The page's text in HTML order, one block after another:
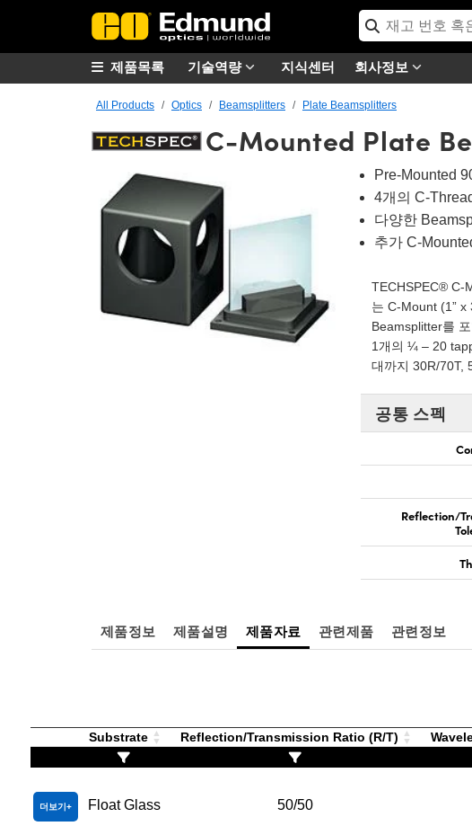
기술역량 지식센터 회사정보
제품목록
All Products Optics Beamsplitters Plate Beamsplitters
C-Mounted Plate
Pre-Mounted
4개의 C-
다양한
추가 C-
TECHSPEC® C-
는 C-Mount (1”
Beamsplitter를
1개의 ¼ – 20
대까지 30R/70T,
공통 스펙
Reflection/
제품정보 제품설명 제품자료 관련제품 관련정보
Substrate Reflection/Transmission Ratio (R/T)
더보기 Float Glass 50/50